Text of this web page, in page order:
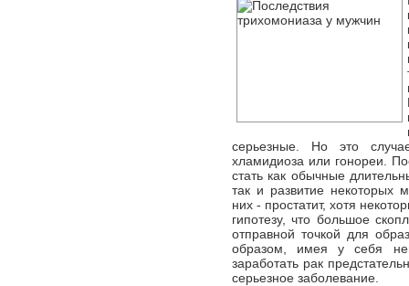
серьезные. Но это
хламидиоза или гонореи.
стать как обычные
так и развитие некоторых
них - простатит, хотя
гипотезу, что большое
отправной точкой для
образом, имея у себя
заработать рак
серьезное заболевание.